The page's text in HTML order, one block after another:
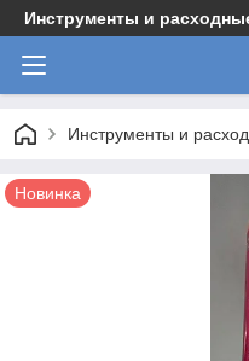
Инструменты и
Инструменты и
Новинка